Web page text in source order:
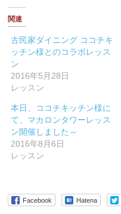
共
(新
し
い
ン
ド
ウ
開
き
ま
す)
ッ
ク
し
だ
さ
し
い
ウ
ィ
ン
ド
ウ
(新
し
い
ン
ド
開
き
ま
す)
関連
古民家ダイニング ココチキ
ッチン様とのコラボレッス
ン
2016年5月28日
レッスン
本日、ココチキッチン様に
て、マカロンタワーレッス
ン開催しました～
2016年8月6日
レッスン
Facebook Hatena